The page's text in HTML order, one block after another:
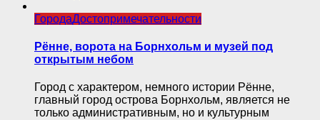
ГородаДостопримечательности
Рённе, ворота на Борнхольм и музей под
открытым небом
Город с характером, немного истории Рённе,
главный город острова Борнхольм, является не
только административным, но и культурным